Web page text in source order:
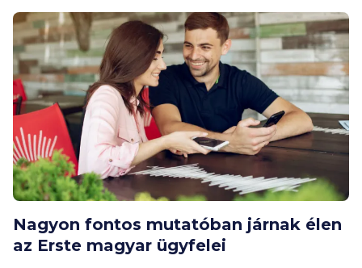
Nagyon fontos mutatóban járnak élen
az Erste magyar ügyfelei